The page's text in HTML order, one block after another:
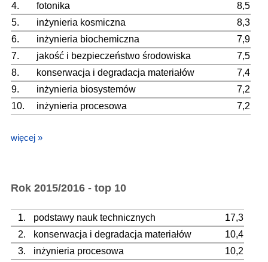
4.
fotonika
8,5
5.
inżynieria kosmiczna
8,3
6.
inżynieria biochemiczna
7,9
7.
jakość i bezpieczeństwo środowiska
7,5
8.
konserwacja i degradacja materiałów
7,4
9.
inżynieria biosystemów
7,2
10.
inżynieria procesowa 7,2
więcej »
Rok 2015/2016 - top 10
1. podstawy nauk technicznych
17,3
2.
konserwacja i degradacja materiałów
10,4
3.
inżynieria procesowa
10,2